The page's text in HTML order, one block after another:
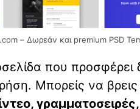
– Δωρεάν και premium PSD
που
Μπορείς να
γραμματοσειρές,